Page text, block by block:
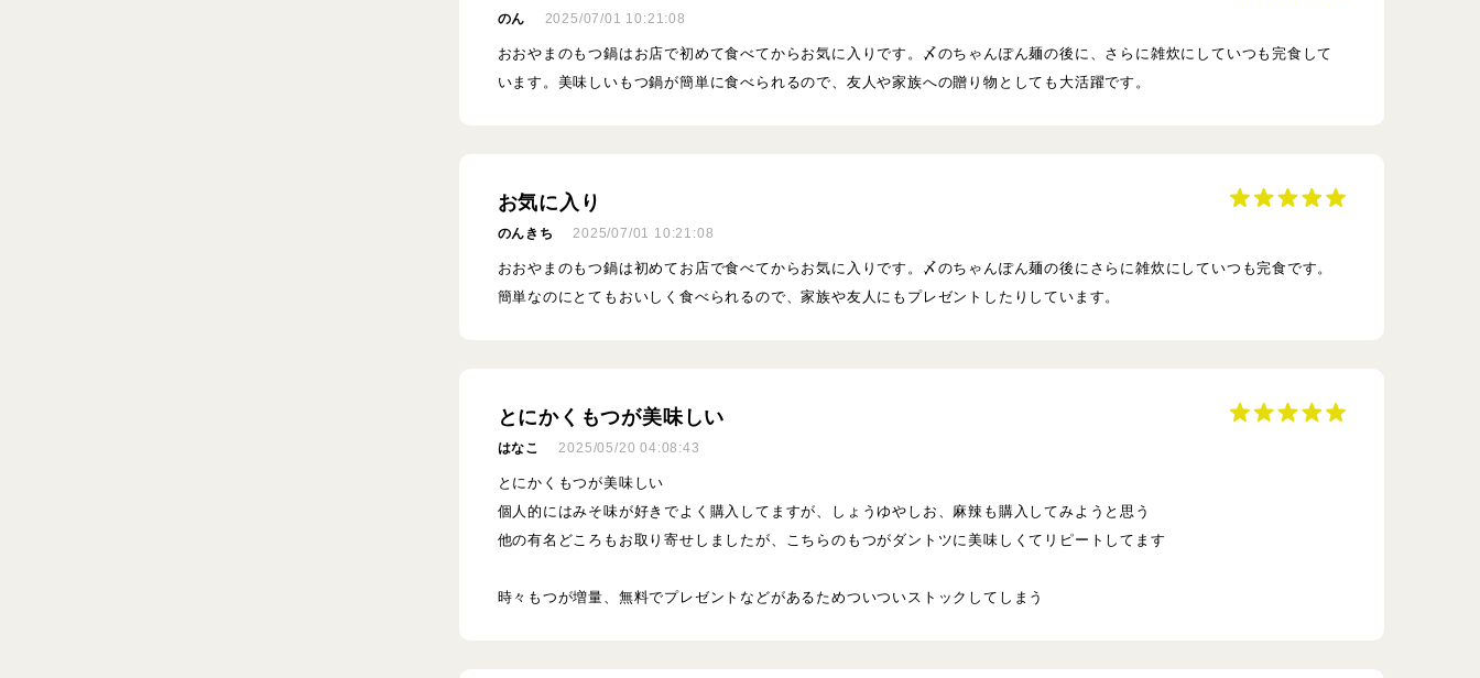
のん 2025/07/01 10:21:08
おおやまのもつ鍋はお店で初めて食べてからお気に入りです。〆のちゃんぽん麺の後に、さらに雑炊にしていつも完食して
います。美味しいもつ鍋が簡単に食べられるので、友人や家族への贈り物としても大活躍です。
お気に入り
のんきち 2025/07/01 10:21:08
おおやまのもつ鍋は初めてお店で食べてからお気に入りです。〆のちゃんぽん麺の後にさらに雑炊にしていつも完食です。
簡単なのにとてもおいしく食べられるので、家族や友人にもプレゼントしたりしています。
とにかくもつが美味しい
はなこ 2025/05/20 04:08:43
とにかくもつが美味しい
個人的にはみそ味が好きでよく購入してますが、しょうゆやしお、麻辣も購入してみようと思う
他の有名どころもお取り寄せしましたが、こちらのもつがダントツに美味しくてリピートしてます
時々もつが増量、無料でプレゼントなどがあるためついついストックしてしまう